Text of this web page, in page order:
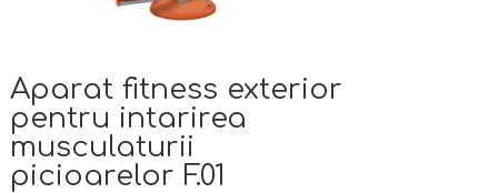
Aparat fitness exterior
pentru intarirea
musculaturii
picioarelor F.01